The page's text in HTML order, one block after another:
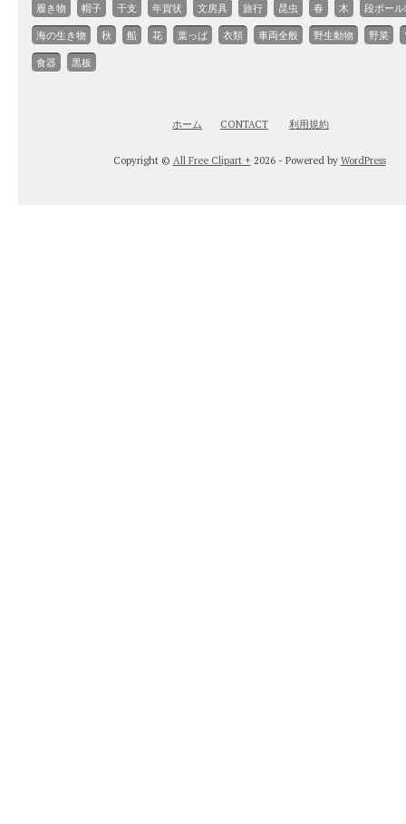
履き物 帽子 干支 年賀状 文房具 旅行 昆虫 春 木 段ボー
海の生き物 秋 船 花 葉っぱ 衣類 車両全般 野生動物 野菜
食器 黒板
ホーム CONTACT 利用規約
Copyright © All Free Clipart + 2026 - Powered by WordPress